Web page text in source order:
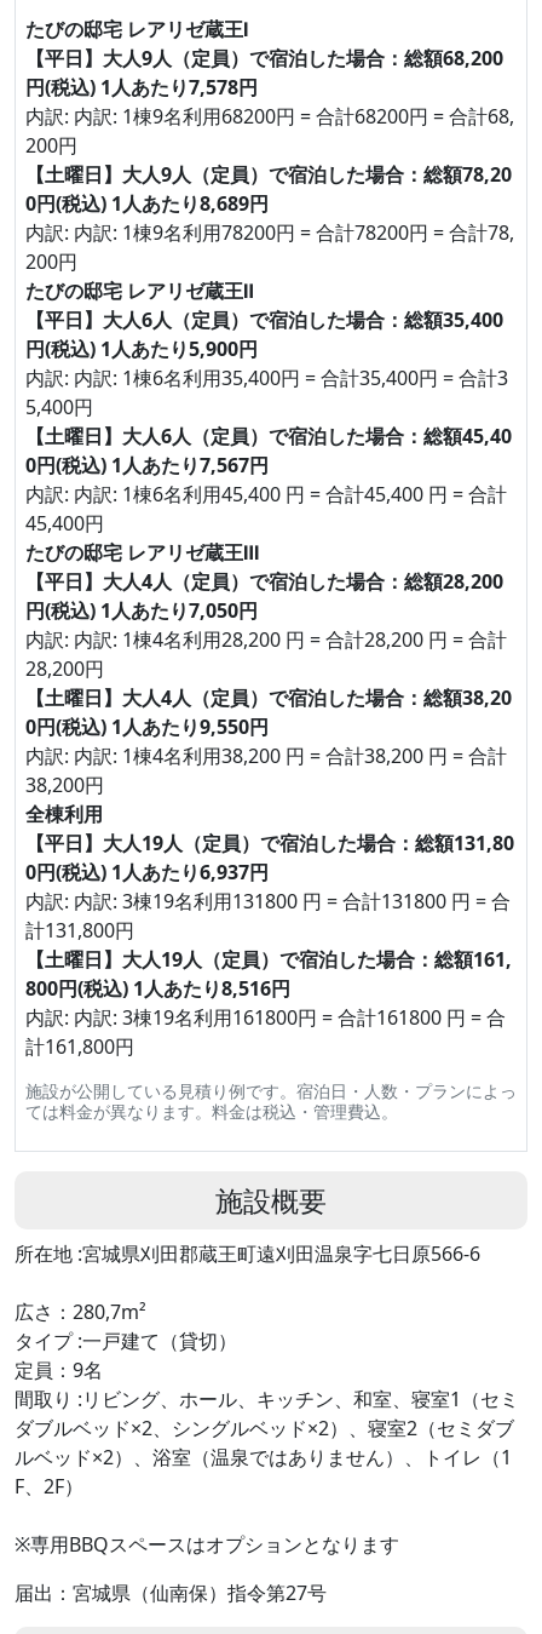
たびの邸宅 レアリゼ蔵王Ⅰ
【平日】大人9人（定員）で宿泊した場合：総額68,200
円(税込) 1人あたり7,578円
内訳: 内訳: 1棟9名利用68200円 = 合計68200円 = 合計68,
200円
【土曜日】大人9人（定員）で宿泊した場合：総額78,20
0円(税込) 1人あたり8,689円
内訳: 内訳: 1棟9名利用78200円 = 合計78200円 = 合計78,
200円
たびの邸宅 レアリゼ蔵王Ⅱ
【平日】大人6人（定員）で宿泊した場合：総額35,400
円(税込) 1人あたり5,900円
内訳: 内訳: 1棟6名利用35,400円 = 合計35,400円 = 合計3
5,400円
【土曜日】大人6人（定員）で宿泊した場合：総額45,40
0円(税込) 1人あたり7,567円
内訳: 内訳: 1棟6名利用45,400 円 = 合計45,400 円 = 合計
45,400円
たびの邸宅 レアリゼ蔵王Ⅲ
【平日】大人4人（定員）で宿泊した場合：総額28,200
円(税込) 1人あたり7,050円
内訳: 内訳: 1棟4名利用28,200 円 = 合計28,200 円 = 合計
28,200円
【土曜日】大人4人（定員）で宿泊した場合：総額38,20
0円(税込) 1人あたり9,550円
内訳: 内訳: 1棟4名利用38,200 円 = 合計38,200 円 = 合計
38,200円
全棟利用
【平日】大人19人（定員）で宿泊した場合：総額131,80
0円(税込) 1人あたり6,937円
内訳: 内訳: 3棟19名利用131800 円 = 合計131800 円 = 合
計131,800円
【土曜日】大人19人（定員）で宿泊した場合：総額161,
800円(税込) 1人あたり8,516円
内訳: 内訳: 3棟19名利用161800円 = 合計161800 円 = 合
計161,800円
施設が公開している見積り例です。宿泊日・人数・プランによっ
ては料金が異なります。料金は税込・管理費込。
施設概要
所在地 :宮城県刈田郡蔵王町遠刈田温泉字七日原566-6
広さ：280,7m²
タイプ :一戸建て（貸切）
定員：9名
間取り :リビング、ホール、キッチン、和室、寝室1（セミ
ダブルベッド×2、シングルベッド×2）、寝室2（セミダブ
ルベッド×2）、浴室（温泉ではありません）、トイレ（1
F、2F）
※専用BBQスペースはオプションとなります
届出：宮城県（仙南保）指令第27号